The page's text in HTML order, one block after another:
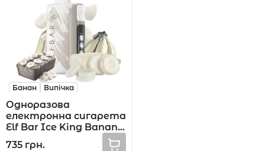
Банан Випічка
Одноразова
електронна сигарета
Elf Bar Ice King Banana
Cake 30000 тяг
735 грн.